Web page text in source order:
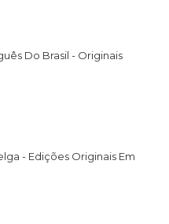
Do Brasil - Originais
- Edições Originais Em